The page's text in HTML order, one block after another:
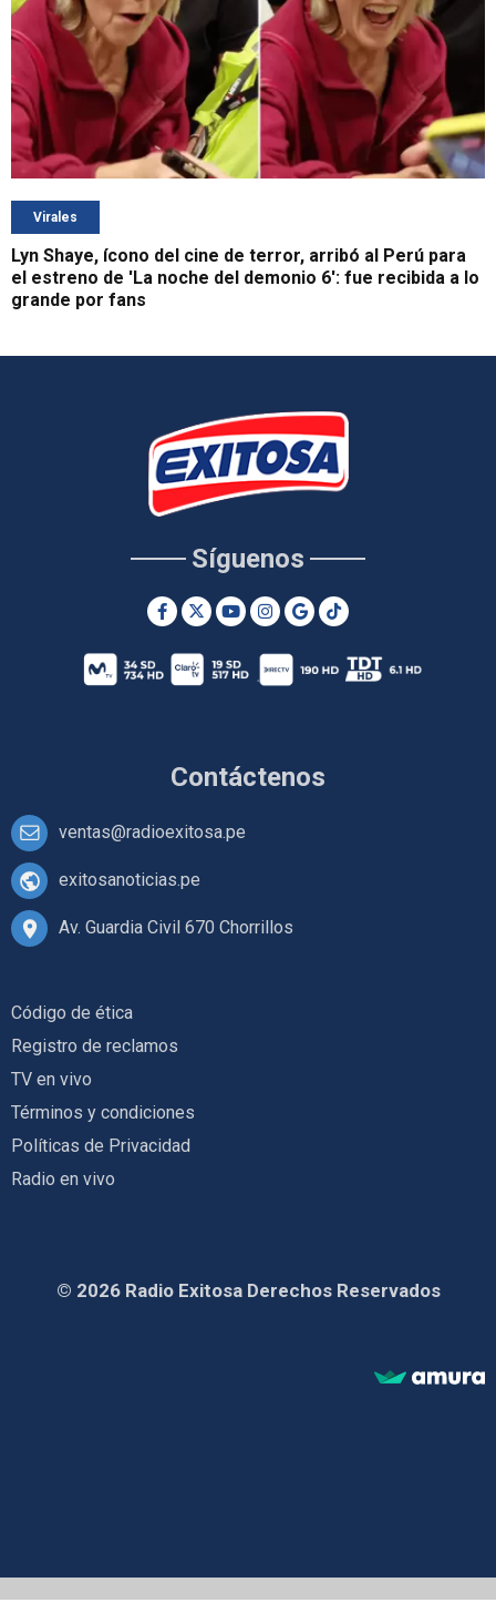
Virales
Lyn Shaye, ícono del cine de terror, arribó al Perú para
el estreno de 'La noche del demonio 6': fue recibida a lo
grande por fans
Contáctenos
ventas@radioexitosa.pe
exitosanoticias.pe
Av. Guardia Civil 670 Chorrillos
Síguenos
Código de ética
Registro de reclamos
TV en vivo
Términos y condiciones
Políticas de Privacidad
Radio en vivo
© 2026 Radio Exitosa Derechos Reservados